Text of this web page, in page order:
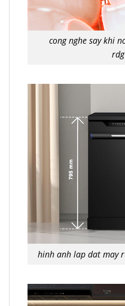
cong nghe say khi
hinh anh lap dat may